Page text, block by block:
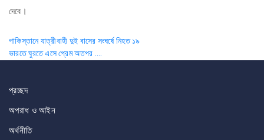
দেবে।
Post
navigation
পাকিস্তানে যাত্রীবাহী দুই বাসের সংঘর্ষে নিহত ১৯
ভারতে ঘুরতে এসে প্রেম অতপর ….
প্রচ্ছদ
অপরাধ ও আইন
অর্থনীতি